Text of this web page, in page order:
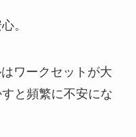
。
ワークセットが大
と頻繁に不安にな